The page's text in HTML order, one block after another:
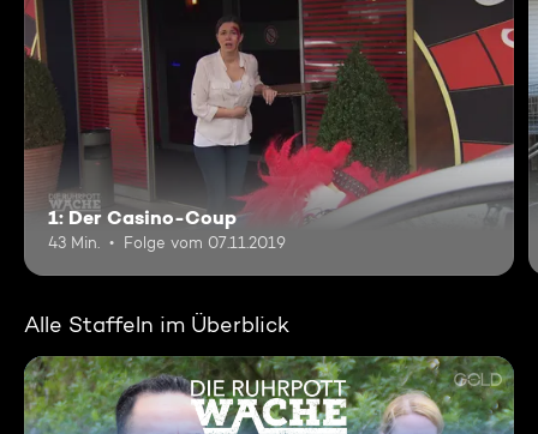
1: Der Casino-Coup
43 Min. Folge vom 07.11.2019
Alle Staffeln im Überblick